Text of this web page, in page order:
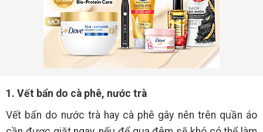
1. Vết bẩn do cà phê, nước trà
Vết bẩn do nước trà hay cà phê gây nên trên quần áo